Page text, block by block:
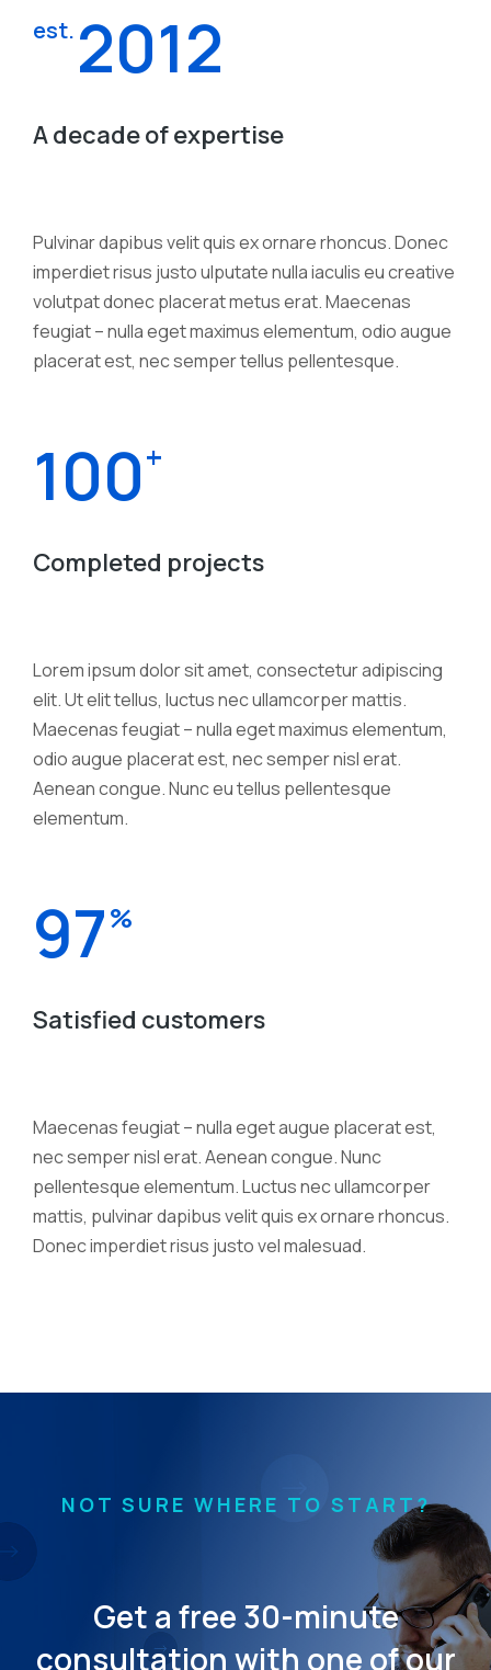
est. 2012
A decade of expertise
Pulvinar dapibus velit quis ex ornare rhoncus. Donec
imperdiet risus justo ulputate nulla iaculis eu creative
volutpat donec placerat metus erat. Maecenas
feugiat – nulla eget maximus elementum, odio augue
placerat est, nec semper tellus pellentesque.
100+
Completed projects
Lorem ipsum dolor sit amet, consectetur adipiscing
elit. Ut elit tellus, luctus nec ullamcorper mattis.
Maecenas feugiat – nulla eget maximus elementum,
odio augue placerat est, nec semper nisl erat.
Aenean congue. Nunc eu tellus pellentesque
elementum.
97%
Satisfied customers
Maecenas feugiat – nulla eget augue placerat est,
nec semper nisl erat. Aenean congue. Nunc
pellentesque elementum. Luctus nec ullamcorper
mattis, pulvinar dapibus velit quis ex ornare rhoncus.
Donec imperdiet risus justo vel malesuad.
NOT SURE WHERE TO START?
Get a free 30-minute
consultation with one of our